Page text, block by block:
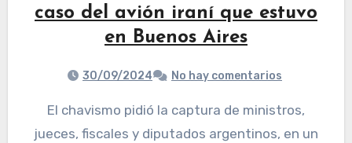
caso del avión iraní que estuvo
en Buenos Aires
30/09/2024 No hay comentarios
El chavismo pidió la captura de ministros,
jueces, fiscales y diputados argentinos, en un